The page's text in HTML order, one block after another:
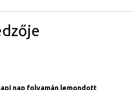
nap folyamán lemondott